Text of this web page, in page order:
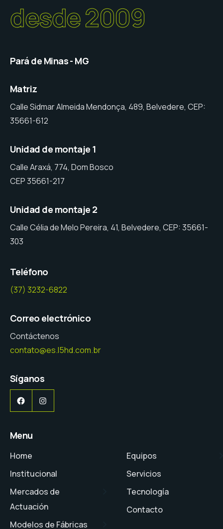
desde 2009
Pará de Minas - MG
Matriz
Calle Sidmar Almeida Mendonça, 489, Belvedere, CEP:
35661-612
Unidad de montaje 1
Calle Araxá, 774, Dom Bosco
CEP 35661-217
Unidad de montaje 2
Calle Célia de Melo Pereira, 41, Belvedere, CEP: 35661-
303
Teléfono
(37) 3232-6822
Correo electrónico
Contáctenos
contato@es.l5hd.com.br
Síganos
FacebookInstagram
Menu
Home
Institucional
Mercados de
Actuación
Modelos de Fábricas
Equipos
Servicios
Tecnología
Contacto